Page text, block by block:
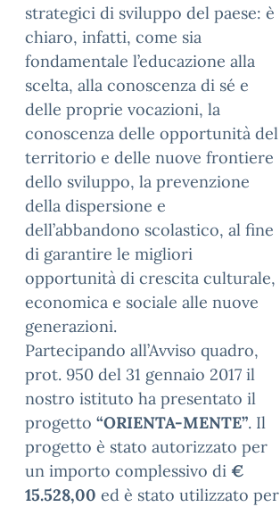
strategici di sviluppo del paese: è
chiaro, infatti, come sia
fondamentale l’educazione alla
scelta, alla conoscenza di sé e
delle proprie vocazioni, la
conoscenza delle opportunità del
territorio e delle nuove frontiere
dello sviluppo, la prevenzione
della dispersione e
dell’abbandono scolastico, al fine
di garantire le migliori
opportunità di crescita culturale,
economica e sociale alle nuove
generazioni.
Partecipando all’Avviso quadro,
prot. 950 del 31 gennaio 2017 il
nostro istituto ha presentato il
progetto “ORIENTA-MENTE”. Il
progetto è stato autorizzato per
un importo complessivo di €
15.528,00 ed è stato utilizzato per